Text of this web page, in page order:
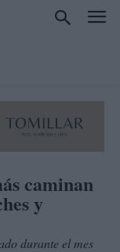
caminan
y
durante el mes